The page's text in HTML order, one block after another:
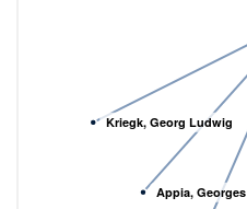
Appia, Georges
Kriegk, Georg Ludwig